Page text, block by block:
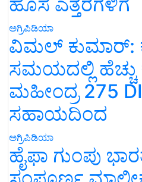
ಅಗ್ರಿಪಿಡಿಯಾ
ವಿಮಲ್ ಕುಮಾರ್:
ಸಮಯದಲ್ಲಿ ಹೆಚ್ಚು
ಮಹೀಂದ್ರ 275
ಸಹಾಯದಿಂದ
ಅಗ್ರಿಪಿಡಿಯಾ
ಹೈಫಾ ಗುಂಪು